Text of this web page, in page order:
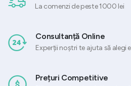
La comenzi de peste 1000 lei
Consultanță Online
Experții noștri te ajuta să
Prețuri Competitive